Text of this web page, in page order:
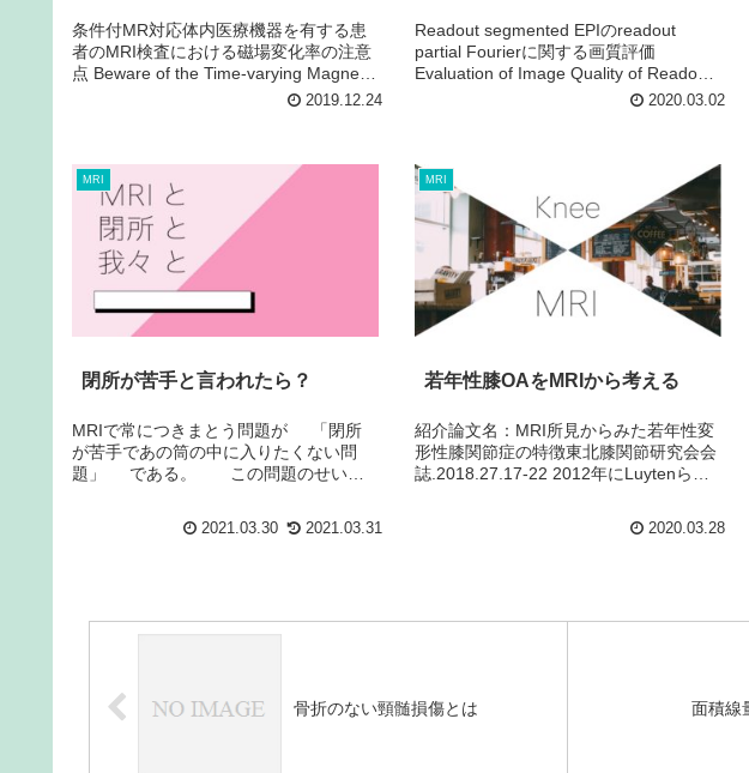
条件付MR対応体内医療機器を有する患
者のMRI検査における磁場変化率の注意
点 Beware of the Time-varying Magnetic
Field during MRI Examinations for2019.12.24
Readout segmented EPIのreadout
partial Fourierに関する画質評価
Evaluation of Image Quality of Readout
Segmented EPI with Readout...2020.03.02
MRI
閉所が苦手と言われたら？
MRIで常につきまとう問題が 「閉所
が苦手であの筒の中に入りたくない問
題」 である。 この問題のせいで
ような不利益を少なくするために、我...
2021.03.30 2021.03.31
MRI
若年性膝OAをMRIから考える
紹介論文名：MRI所見からみた若年性変
形性膝関節症の特徴東北膝関節研究会会
誌.2018.27.17-22 2012年にLuytenらが
の治療目標は早期診断からの進行...2020.03.28
骨折のない頸髄損傷とは 面積線